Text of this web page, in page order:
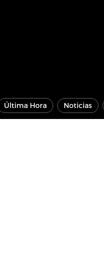
Última Hora Noticias